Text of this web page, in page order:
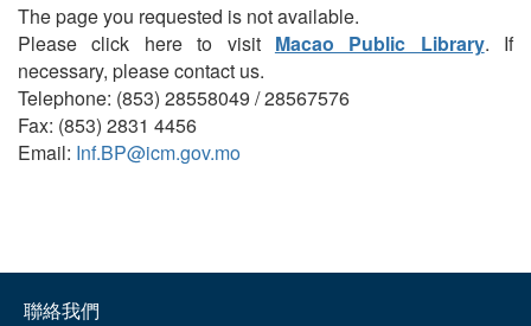
The page you requested is not available.
Please click here to visit Macao Public Library. If
necessary, please contact us.
Telephone: (853) 28558049 / 28567576
Fax: (853) 2831 4456
Email: Inf.BP@icm.gov.mo
聯絡我們